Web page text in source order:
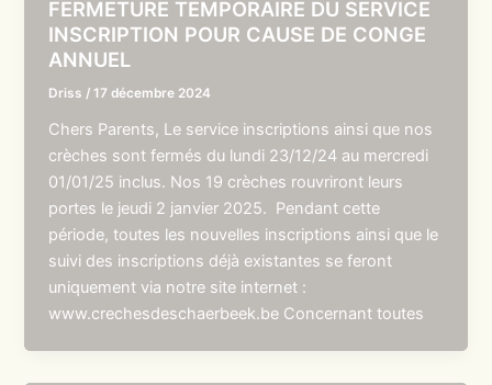
FERMETURE TEMPORAIRE DU SERVICE
INSCRIPTION POUR CAUSE DE CONGE
ANNUEL
Driss /17 décembre 2024
Chers Parents, Le service inscriptions ainsi que nos
crèches sont fermés du lundi 23/12/24 au mercredi
01/01/25 inclus. Nos 19 crèches rouvriront leurs
portes le jeudi 2 janvier 2025. Pendant cette
période, toutes les nouvelles inscriptions ainsi que le
suivi des inscriptions déjà existantes se feront
uniquement via notre site internet :
www.crechesdeschaerbeek.be Concernant toutes